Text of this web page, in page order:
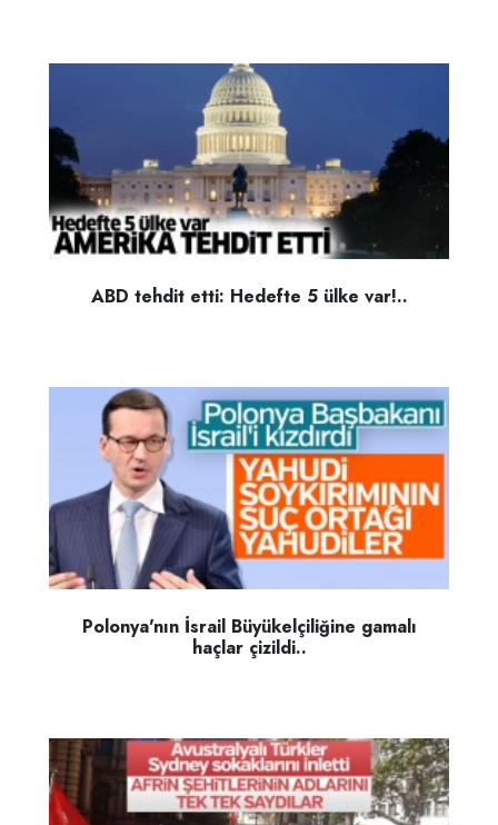
ABD tehdit etti: Hedefte 5 ülke var!..
Polonya'nın İsrail Büyükelçiliğine gamalı
haçlar çizildi..